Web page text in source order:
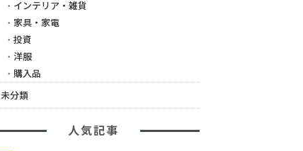
インテリア・雑貨
家具・家電
投資
洋服
購入品
未分類
人気記事